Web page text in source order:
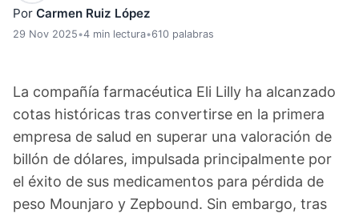
Por Carmen Ruiz López
29 Nov 2025•4 min lectura•610 palabras
La compañía farmacéutica Eli Lilly ha alcanzado
cotas históricas tras convertirse en la primera
empresa de salud en superar una valoración de
billón de dólares, impulsada principalmente por
el éxito de sus medicamentos para pérdida de
peso Mounjaro y Zepbound. Sin embargo, tras